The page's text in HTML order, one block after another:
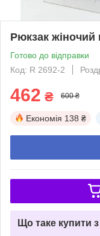
Рюкзак жіночий
Готово до відправки
Код: R 2692-2
462 ₴ 600 ₴
Економія 138 ₴
Що таке купити